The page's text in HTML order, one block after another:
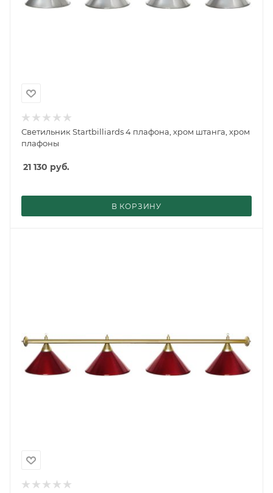
Светильник Startbilliards 4 плафона, хром штанга, хром
плафоны
21 130 руб.
В КОРЗИНУ